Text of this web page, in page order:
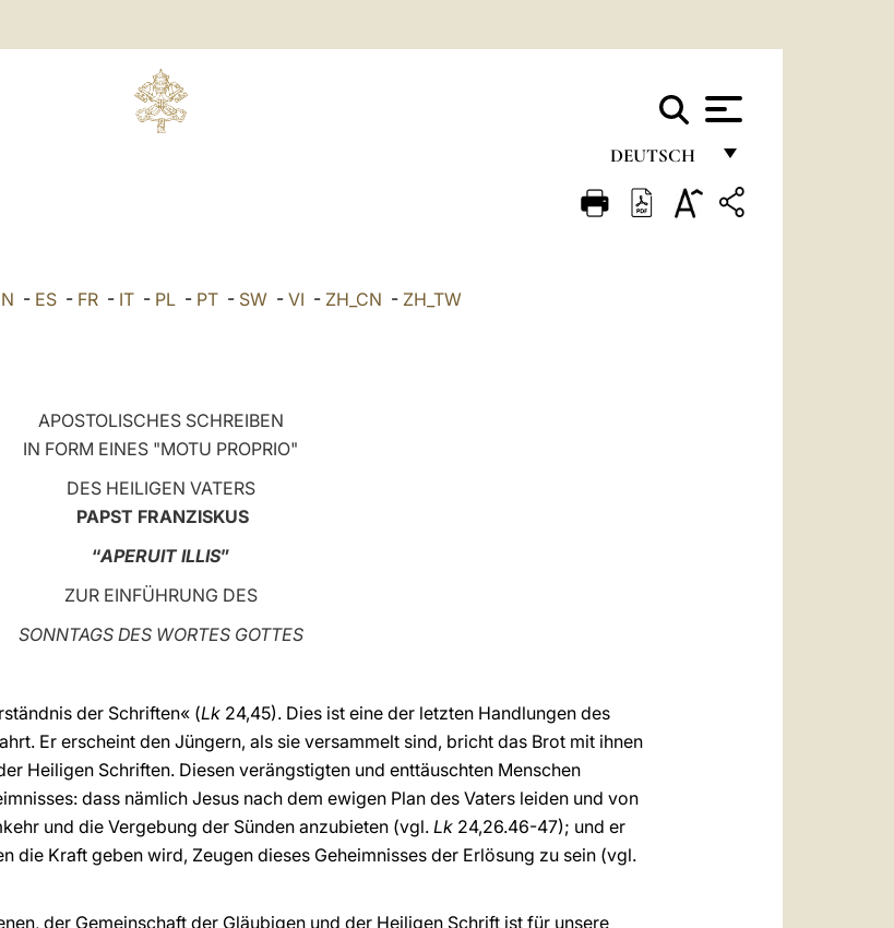
DEUTSCH
FRANÇAIS
- ES - FR - IT - PL - PT - SW - VI - ZH_CN - ZH_TW
APOSTOLISCHES SCHREIBEN
IN FORM EINES "MOTU PROPRIO"
DES HEILIGEN VATERS
PAPST FRANZISKUS
“APERUIT ILLIS”
ZUR EINFÜHRUNG DES
SONNTAGS DES WORTES GOTTES
der Schriften« (Lk 24,45). Dies ist eine der letzten Handlungen des
Er erscheint den Jüngern, als sie versammelt sind, bricht das Brot mit ihnen
Heiligen Schriften. Diesen verängstigten und enttäuschten Menschen
dass nämlich Jesus nach dem ewigen Plan des Vaters leiden und von
und die Vergebung der Sünden anzubieten (vgl. Lk 24,26.46-47); und er
die Kraft geben wird, Zeugen dieses Geheimnisses der Erlösung zu sein (vgl.
der Gemeinschaft der Gläubigen und der Heiligen Schrift ist für unsere